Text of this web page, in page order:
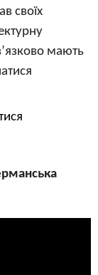
своїх
мають